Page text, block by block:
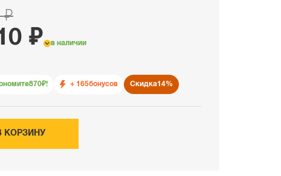
₽
₽ в наличии
870₽! + 165бонусов Скидка14%
КОРЗИНУ